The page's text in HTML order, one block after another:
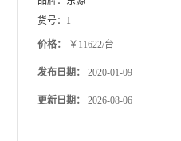
货号： 1
价格： ￥11622/台
发布日期： 2020-01-09
更新日期： 2026-08-06